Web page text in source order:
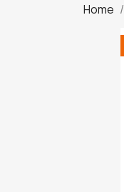
Home